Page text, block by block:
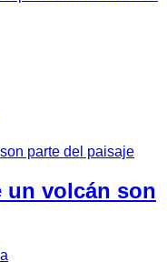
un volcán son